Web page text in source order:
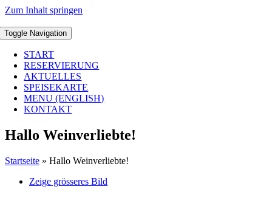
Zum Inhalt springen
Toggle Navigation
START
RESERVIERUNG
AKTUELLES
SPEISEKARTE
MENU (ENGLISH)
KONTAKT
Hallo Weinverliebte!
Startseite » Hallo Weinverliebte!
Zeige grösseres Bild